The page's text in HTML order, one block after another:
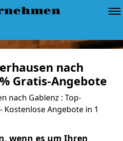
nach
Gratis-Angebote
nach Gablenz : Top-
Angebote in 1
wenn es um Ihren